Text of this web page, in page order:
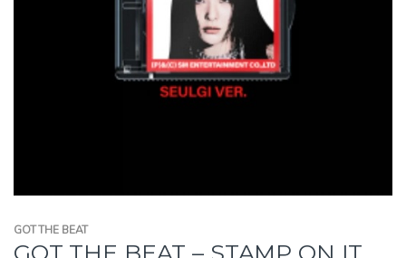
GOT THE BEAT
GOT THE BEAT – STAMP ON IT